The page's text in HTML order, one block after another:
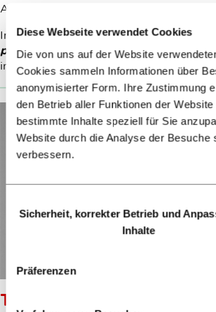
Diese Webseite verwendet Cookies
Die von uns auf der Website
Cookies sammeln Informationen über
anonymisierter Form. Ihre Zustimmung
den Betrieb aller Funktionen der
bestimmte Inhalte speziell für Sie
Website durch die Analyse der Besuche
verbessern.
Sicherheit, korrekter Betrieb und
Inhalte
Präferenzen
Arbeiten sind ein Fest für die Sinne.
Im Jahr 2024 präsentierte er die
privlačnost(Kosmische Anziehung)
im Park Zvezda.
TILEN SEPIČ